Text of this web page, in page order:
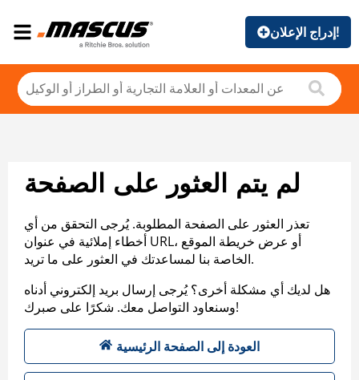
إدراج الإعلان!
لم يتم العثور على الصفحة
تعذر العثور على الصفحة المطلوبة. يُرجى التحقق من أي
أخطاء إملائية في عنوان URL، أو عرض خريطة الموقع
الخاصة بنا لمساعدتك في العثور على ما تريد.
هل لديك أي مشكلة أخرى؟ يُرجى إرسال بريد إلكتروني أدناه
وسنعاود التواصل معك. شكرًا على صبرك!
العودة إلى الصفحة الرئيسية